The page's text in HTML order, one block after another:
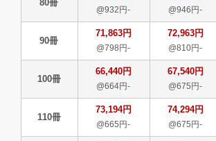
80冊
@932円- @946円-
90冊
71,863円
@798円-
72,963円
@810円-
100冊
66,440円
@664円-
67,540円
@675円-
110冊
73,194円
@665円-
74,294円
@675円-